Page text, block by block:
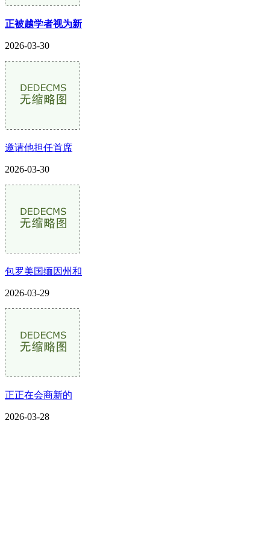
正被越学者视为新
2026-03-30
邀请他担任首席
2026-03-30
包罗美国缅因州和
2026-03-29
正正在会商新的
2026-03-28